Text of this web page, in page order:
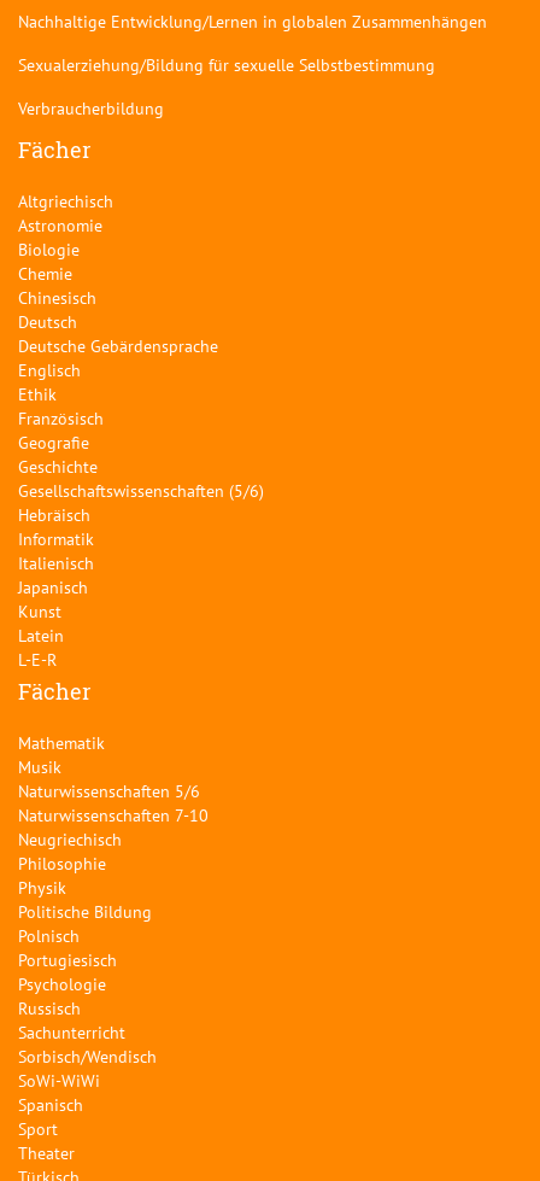
Nachhaltige Entwicklung/Lernen in globalen Zusammenhängen
Sexualerziehung/Bildung für sexuelle Selbstbestimmung
Verbraucherbildung
Fächer
Altgriechisch
Astronomie
Biologie
Chemie
Chinesisch
Deutsch
Deutsche Gebärdensprache
Englisch
Ethik
Französisch
Geografie
Geschichte
Gesellschaftswissenschaften (5/6)
Hebräisch
Informatik
Italienisch
Japanisch
Kunst
Latein
L-E-R
Fächer
Mathematik
Musik
Naturwissenschaften 5/6
Naturwissenschaften 7-10
Neugriechisch
Philosophie
Physik
Politische Bildung
Polnisch
Portugiesisch
Psychologie
Russisch
Sachunterricht
Sorbisch/Wendisch
SoWi-WiWi
Spanisch
Sport
Theater
Türkisch